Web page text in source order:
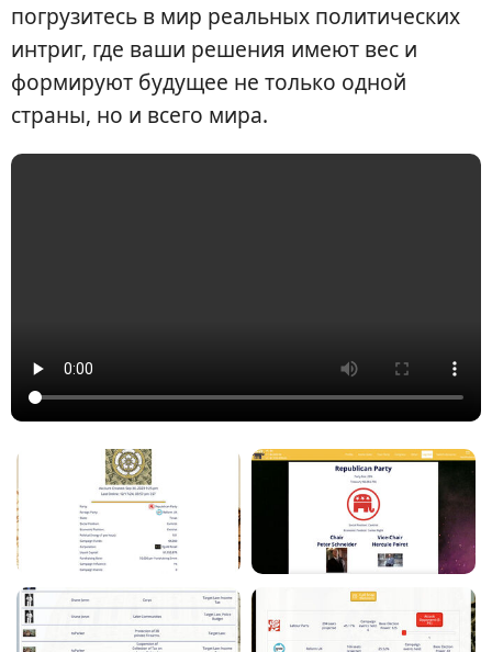
погрузитесь в мир реальных политических
интриг, где ваши решения имеют вес и
формируют будущее не только одной
страны, но и всего мира.